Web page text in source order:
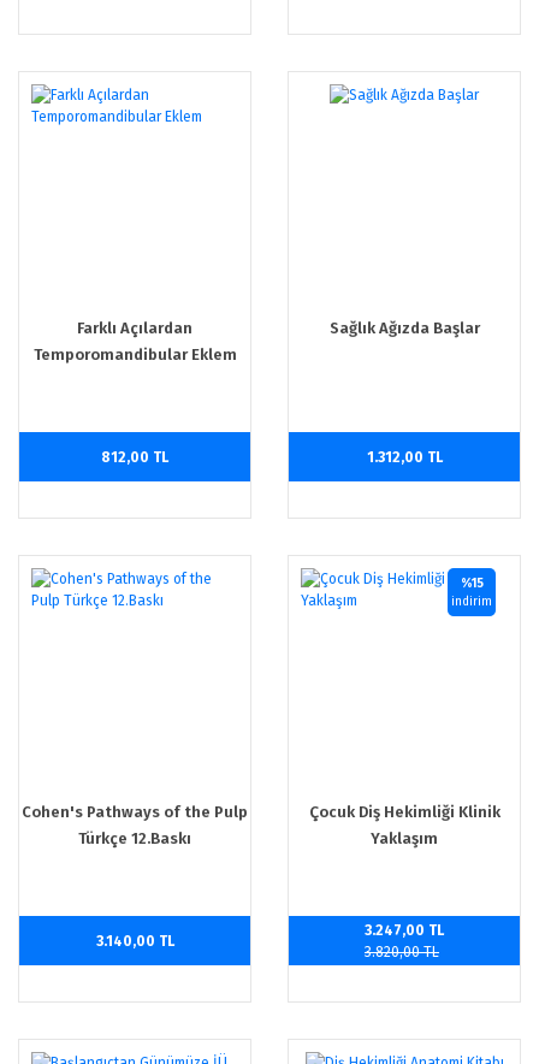
Farklı Açılardan
Temporomandibular Eklem
812,00 TL
Sağlık Ağızda Başlar
1.312,00 TL
Cohen's Pathways of the Pulp
Türkçe 12.Baskı
3.140,00 TL
Çocuk Diş Hekimliği Klinik
Yaklaşım
%15
indirim
3.247,00 TL
3.820,00 TL